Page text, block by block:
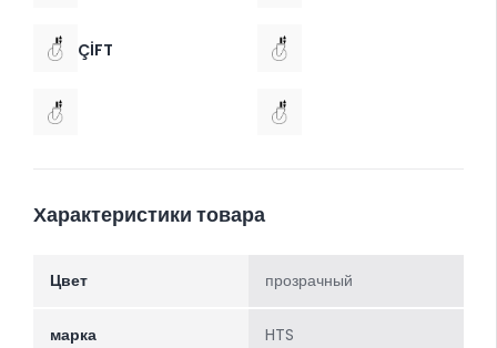
ÇİFT
Характеристики товара
Цвет прозрачный
марка HTS